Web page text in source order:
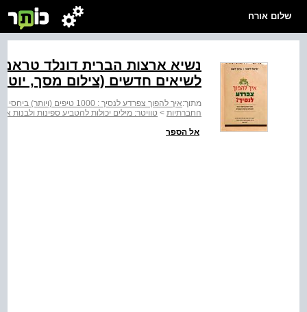
שלום אורח
נשיא ארצות הברית דונלד
לשיאים חדשים (צילום מסך,
מתוך:איך להפוך צפרדע לנסיך : 1000 טיפים (ויותר) ביחסי ציבור
החברתיות > טוויטר: מילים יכולות להטביע ספינות ולבנות
אל הספר